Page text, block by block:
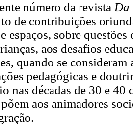
número da revista Da
de contribuições
espaços, sobre
aos desafios
quando se consideram
pedagógicas e
nas décadas de 30 e 40
põem aos animadores